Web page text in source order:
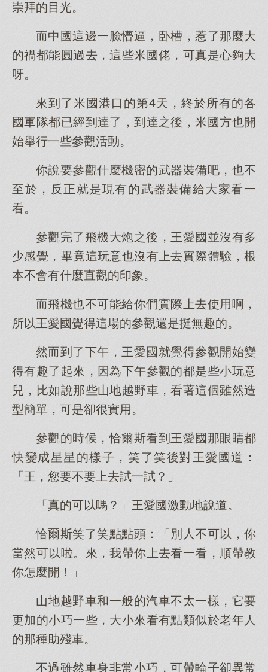
崇拜的目光。
而中國這邊一臉懵逼，卧槽，惹了那麼大
的禍都能圓過去，這些米國佬，可真是心夠大
呀。
來到了米國港口的第4天，終於所有的各
國軍隊都已經到達了，到達之後，米國方也開
始舉行一些參觀活動。
你說要參觀什麼機密的武器裝備吧，也不
至於，反正就是現有的武器裝備給大家看一
看。
參觀完了飛機大炮之後，王愛國並沒有多
少感覺，畢竟這玩意也沒有上去實際體驗，根
本不會有什麼直觀的印象。
而飛機也不可能給你們實際上去使用啊，
所以王愛國覺得這場的參觀還是挺無趣的。
然而到了下午，王愛國就覺得參觀開始變
得有趣了起來，因為下午參觀的都是些小玩意
兒，比如說那些山地越野車，看著這個雖然造
型簡單，可是卻很實用。
參觀的時候，恰爾斯看到王愛國那眼睛都
快變成星星的樣子，笑了笑後對王愛國道：
「王，您要不要上去試一試？」
「真的可以嗎？」王愛國激動地說道。
恰爾斯笑了笑點點頭：「別人不可以，你
當然可以啦。來，我帶你上去看一看，順帶教
你怎麼開！」
山地越野車和一般的汽車不太一樣，它要
更加的小巧一些，大小來看有點類似於老年人
的那種助殘車。
不過雖然車身非常小巧，可帶輪子卻異常